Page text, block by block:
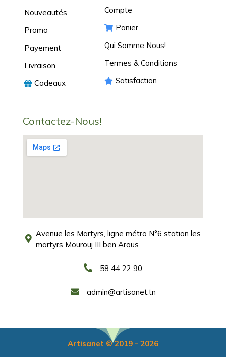
Nouveautés
Promo
Payement
Livraison
Cadeaux
Compte
Panier
Qui Somme Nous!
Termes & Conditions
Satisfaction
Contactez-Nous!
Avenue les Martyrs, ligne métro N°6 station les
martyrs Mourouj III ben Arous
58 44 22 90
admin@artisanet.tn
Artisanet © 2019 - 2026